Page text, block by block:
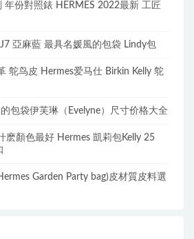
年份對照錶 HERMES 2022最新 工匠
亞麻藍 最具名媛風的包袋 Lindy包
鸵鸟皮 Hermes爱马仕 Birkin Kelly 鸵
包袋伊芙琳（Evelyne）尺寸价格大全
麽顏色最好 Hermes 凱莉包Kelly 25
Garden Party bag)皮材質皮料選